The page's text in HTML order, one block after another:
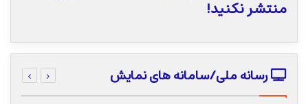
منتشر نکنید!
رسانه ملی/سامانه های نمایش